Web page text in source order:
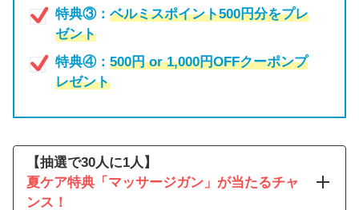
特典③： ベルミスポイント500円分をプレ
ゼント
特典④： 500円 or 1,000円OFFクーポンプ
レゼント
【抽選で30人に1人】
夏ケア特典「マッサージガン」が当たるチャ
ンス！